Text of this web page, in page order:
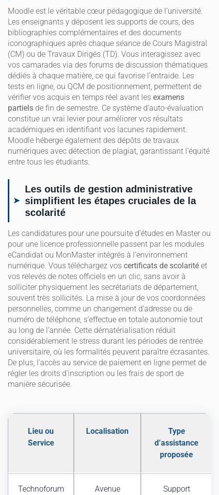
Moodle est le véritable cœur pédagogique de l’université.
Les enseignants y déposent les supports de cours, des
bibliographies complémentaires et des documents
iconographiques après chaque séance de Cours Magistral
(CM) ou de Travaux Dirigés (TD). Vous interagissez avec
vos camarades via des forums de discussion thématiques
dédiés à chaque matière, ce qui favorise l’entraide. Les
tests en ligne, ou QCM de positionnement, permettent de
vérifier vos acquis en temps réel avant les examens
partiels de fin de semestre. Ce système d’auto-évaluation
constitue un vrai levier pour améliorer vos résultats
académiques en identifiant vos lacunes rapidement.
Moodle héberge également des dépôts de travaux
numériques avec détection de plagiat, garantissant l’équité
entre tous les étudiants.
Les outils de gestion administrative
simplifient les étapes cruciales de la
scolarité
Les candidatures pour une poursuite d’études en Master ou
pour une licence professionnelle passent par les modules
eCandidat ou MonMaster intégrés à l’environnement
numérique. Vous téléchargez vos certificats de scolarité et
vos relevés de notes officiels en un clic, sans avoir à
solliciter physiquement les secrétariats de département,
souvent très sollicités. La mise à jour de vos coordonnées
personnelles, comme un changement d’adresse ou de
numéro de téléphone, s’effectue en totale autonomie tout
au long de l’année. Cette dématérialisation réduit
considérablement le stress durant les périodes de rentrée
universitaire, où les formalités peuvent paraître écrasantes.
De plus, l’accès au service de paiement en ligne permet de
régler les droits d’inscription ou les frais de sport de
manière sécurisée.
Lieu ou
Service
Localisation
Type
d’assistance
proposée
Technoforum
Avenue
Support